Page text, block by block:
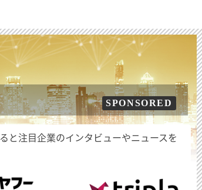
SPONSORED
と注目企業のインタビューやニュースを